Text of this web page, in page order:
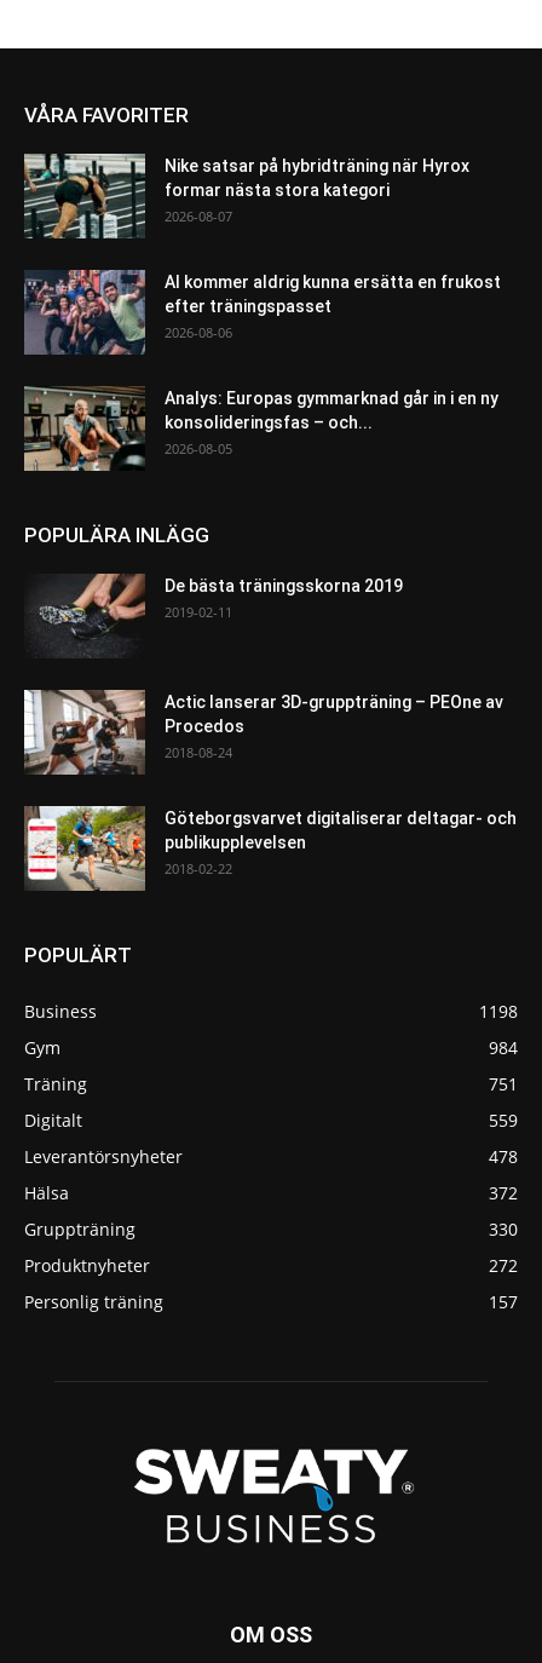
VÅRA FAVORITER
Nike satsar på hybridträning när Hyrox
formar nästa stora kategori
2026-08-07
AI kommer aldrig kunna ersätta en frukost
efter träningspasset
2026-08-06
Analys: Europas gymmarknad går in i en ny
konsolideringsfas – och...
2026-08-05
POPULÄRA INLÄGG
De bästa träningsskorna 2019
2019-02-11
Actic lanserar 3D-gruppträning – PEOne av
Procedos
2018-08-24
Göteborgsvarvet digitaliserar deltagar- och
publikupplevelsen
2018-02-22
POPULÄRT
Business
1198
Gym
984
Träning
751
Digitalt
559
Leverantörsnyheter
478
Hälsa
372
Gruppträning
330
Produktnyheter
272
Personlig träning
157
OM OSS